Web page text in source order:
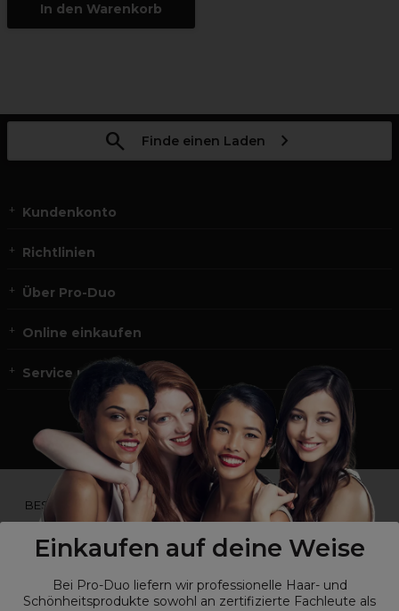
Einkaufen auf deine Weise
Bei Pro-Duo liefern wir professionelle Haar- und
Schönheitsprodukte sowohl an zertifizierte Fachleute als
In den Warenkorb
Finde einen Laden
Kundenkonto
Richtlinien
Über Pro-Duo
Online einkaufen
Service und Kontakt
*Du bist kein Profikunde?
BESUCHE
UNSERE WEBSEITE FÜR ENDVERBRAUCHER.*